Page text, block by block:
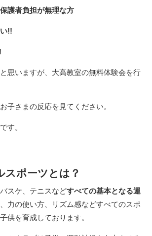
護者負担が無理な方
!!
思いますが、大高教室の無料体験会を行
子さまの反応を見てください。
す。
スポーツとは？
スケ、テニスなどすべての基本となる運
力の使い方、リズム感などすべてのスポ
供を育成しております。